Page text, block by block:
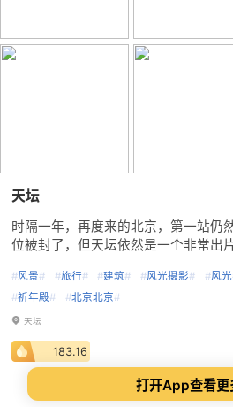
天坛
时隔一年，再度来的北京，第一站仍
位被封了，但天坛依然是一个非常出
#风景# #旅行# #建筑# #风光摄影# #风光
#祈年殿# #北京北京#
天坛
183.16
打开App查看更